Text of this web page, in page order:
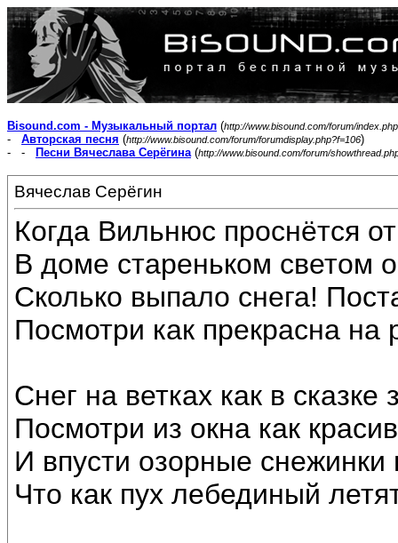
Bisound.com - Музыкальный портал (http://www.bisound.com/forum/index.php
- Авторская песня (http://www.bisound.com/forum/forumdisplay.php?f=106)
- -
Песни Вячеслава Серёгина(http://www.bisound.com/forum/
Вячеслав Серёгин
Когда Вильнюс проснётся
В доме стареньком светом
Сколько выпало снега!
Посмотри как прекрасна на
Снег на ветках как в
Посмотри из окна как
И впусти озорные снежинки
Что как пух лебединый